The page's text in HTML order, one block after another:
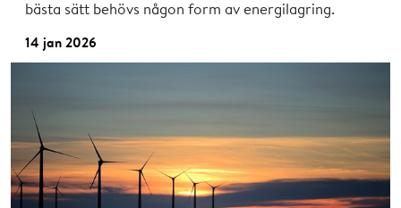
bästa sätt behövs någon form av energilagring.
14 jan 2026